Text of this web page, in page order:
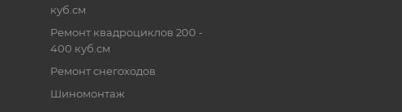
куб.см
Ремонт квадроциклов 200 -
400 куб.см
Ремонт снегоходов
Шиномонтаж